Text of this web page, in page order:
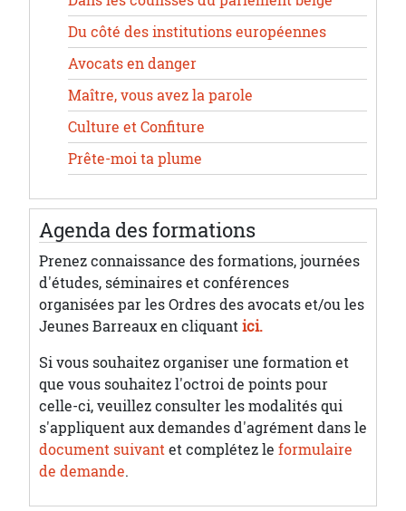
Du côté des institutions européennes
Avocats en danger
Maître, vous avez la parole
Culture et Confiture
Prête-moi ta plume
Agenda des formations
Prenez connaissance des formations, journées
d'études, séminaires et conférences
organisées par les Ordres des avocats et/ou les
Jeunes Barreaux en cliquantici.
Si vous souhaitez organiser une formation et
que vous souhaitez l'octroi de points pour
celle-ci, veuillez consulter les modalités qui
s'appliquent aux demandes d'agrément dans le
document suivantet complétez le formulaire
de demande.